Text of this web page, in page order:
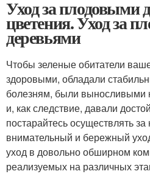
Уход за плодовыми
цветения. Уход за
деревьями
Чтобы зеленые обитатели
здоровыми, обладали
болезням, были
и, как следствие, давали
постарайтесь осуществлять
внимательный и бережный
уход в довольно обширном
реализуемых на различных